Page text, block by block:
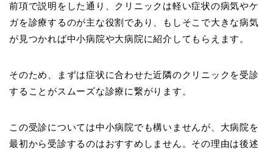
前項で説明をした通り、クリニックは軽い症状の病気やケ
ガを診療するのが主な役割であり、もしそこで大きな病気
が見つかれば中小病院や大病院に紹介してもらえます。
そのため、まずは症状に合わせた近隣のクリニックを受診
することがスムーズな診療に繋がります。
この受診については中小病院でも構いませんが、大病院を
最初から受診するのはおすすめしません。その理由は後述